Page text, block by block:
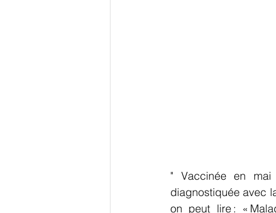
" Vaccinée en mai
diagnostiquée avec
on peut lire : «